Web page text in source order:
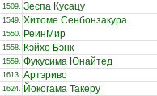
1509. Зеспа Кусацу
1549. Хитоме Сенбонзакура
1550. РеинМир
1558. Кэйхо Бэнк
1559. Фукусима Юнайтед
1613. Артэриво
1624. Йокогама Такеру